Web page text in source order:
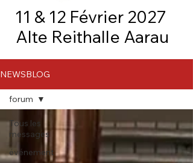
11 & 12 Février 2027
Alte Reithalle Aarau
NEWSBLOG
Tous les
messages
événement
forum